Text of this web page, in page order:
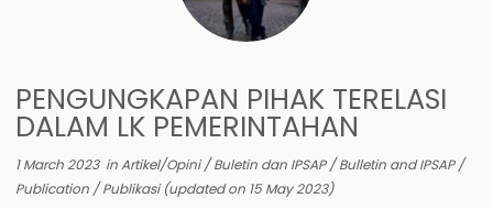
PENGUNGKAPAN PIHAK TERELASI
DALAM LK PEMERINTAHAN
1 March 2023inArtikel/Opini/Buletin dan IPSAP/Bulletin and IPSAP/
Publication /Publikasi(updated on 15 May 2023)